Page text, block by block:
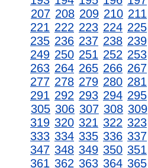
207 208 209 210 211
221 222 223 224 225
235 236 237 238 239
249 250 251 252 253
263 264 265 266 267
277 278 279 280 281
291 292 293 294 295
305 306 307 308 309
319 320 321 322 323
333 334 335 336 337
347 348 349 350 351
361 362 363 364 365